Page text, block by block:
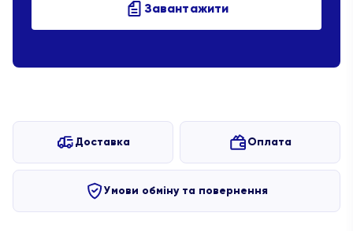
Завантажити
Доставка Оплата
Умови обміну та повернення